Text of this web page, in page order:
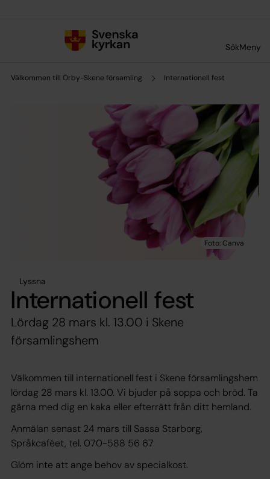
SökMeny
Välkommen till Örby-Skene församling Internationell fest
Lyssna
Internationell fest
Lördag 28 mars kl. 13.00 i Skene
församlingshem
Välkommen till internationell fest i Skene församlingshem
lördag 28 mars kl. 13.00. Vi bjuder på soppa och bröd. Ta
gärna med dig en kaka eller efterrätt från ditt hemland.
Anmälan senast 24 mars till Sassa Starborg,
Språkcaféet, tel. 070-588 56 67
Glöm inte att ange behov av specialkost.